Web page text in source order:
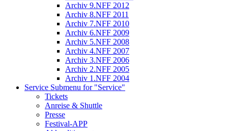
Archiv 9.NFF 2012
Archiv 8.NFF 2011
Archiv 7.NFF 2010
Archiv 6.NFF 2009
Archiv 5.NFF 2008
Archiv 4.NFF 2007
Archiv 3.NFF 2006
Archiv 2.NFF 2005
Archiv 1.NFF 2004
Service Submenu for "Service"
Tickets
Anreise & Shuttle
Presse
Festival-APP